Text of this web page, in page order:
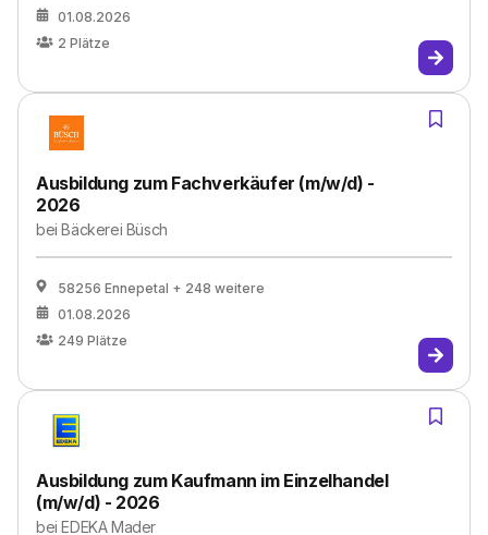
01.08.2026
2 Plätze
Ausbildung zum Fachverkäufer (m/w/d) -
2026
beiBäckerei Büsch
58256 Ennepetal + 248 weitere
01.08.2026
249 Plätze
Ausbildung zum Kaufmann im Einzelhandel
(m/w/d) - 2026
beiEDEKA Mader